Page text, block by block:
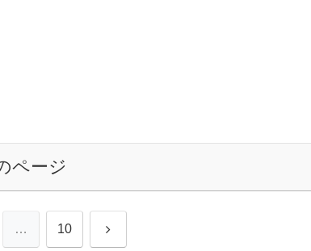
ページ
… 10 次